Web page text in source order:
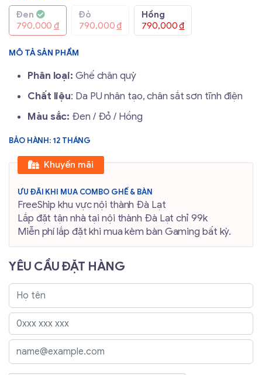
Đen
790,000 đ
Đỏ
790,000 đ
Hồng
790,000đ
MÔ TẢ SẢN PHẨM
Phân loại: Ghế chân quỳ
Chất liệu: Da PU nhân tạo, chân sắt sơn tĩnh điện
Màu sắc: Đen / Đỏ / Hồng
BẢO HÀNH: 12 THÁNG
Khuyến mãi
ƯU ĐÃI KHI MUA COMBO GHẾ & BÀN
FreeShip khu vực nội thành Đà Lạt
Lắp đặt tận nhà tại nội thành Đà Lạt chỉ 99k
Miễn phí lắp đặt khi mua kèm bàn Gaming bất kỳ.
YÊU CẦU ĐẶT HÀNG